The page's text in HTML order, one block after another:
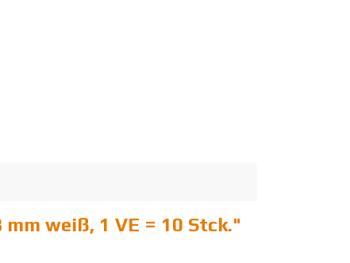
weiß, 1 VE = 10 Stck."